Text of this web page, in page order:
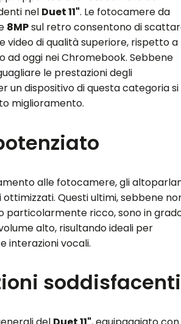
nel Duet 11". Le fotocamere da
8MPsul retro consentono di
video di qualità superiore, rispetto a
ad oggi nei Chromebook. Sebbene
le prestazioni degli
un dispositivo di questa categoria si
miglioramento.
alle fotocamere, gli
Questi ultimi, sebbene
particolarmente ricco, sono in
alto, risultando ideali per
interazioni vocali.
soddisfacenti